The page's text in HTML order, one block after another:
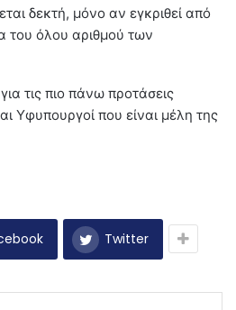
δεκτή, μόνο αν εγκριθεί από
του όλου αριθμού των
τις πιο πάνω προτάσεις
Yφυπουργοί που είναι μέλη της
Twitter